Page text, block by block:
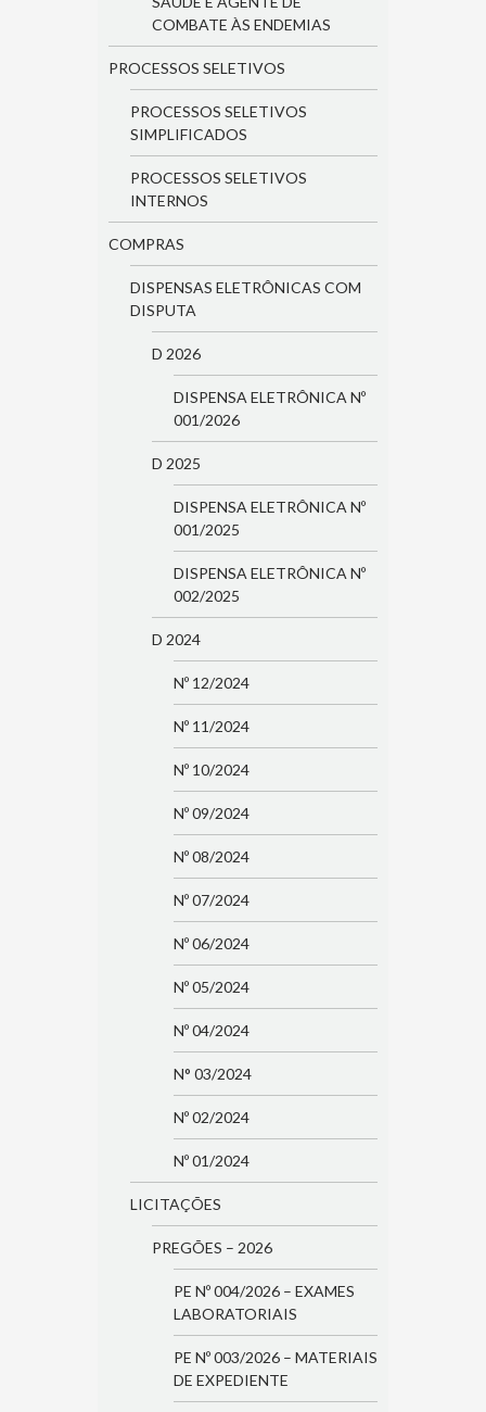
COMBATE ÀS ENDEMIAS
PROCESSOS SELETIVOS
PROCESSOS SELETIVOS
SIMPLIFICADOS
PROCESSOS SELETIVOS
INTERNOS
COMPRAS
DISPENSAS ELETRÔNICAS COM
DISPUTA
D 2026
DISPENSA ELETRÔNICA Nº
001/2026
D 2025
DISPENSA ELETRÔNICA Nº
001/2025
DISPENSA ELETRÔNICA Nº
002/2025
D 2024
Nº 12/2024
Nº 11/2024
Nº 10/2024
Nº 09/2024
Nº 08/2024
Nº 07/2024
Nº 06/2024
Nº 05/2024
Nº 04/2024
N° 03/2024
Nº 02/2024
Nº 01/2024
LICITAÇÕES
PREGÕES – 2026
PE Nº 004/2026 – EXAMES
LABORATORIAIS
PE Nº 003/2026 – MATERIAIS
DE EXPEDIENTE